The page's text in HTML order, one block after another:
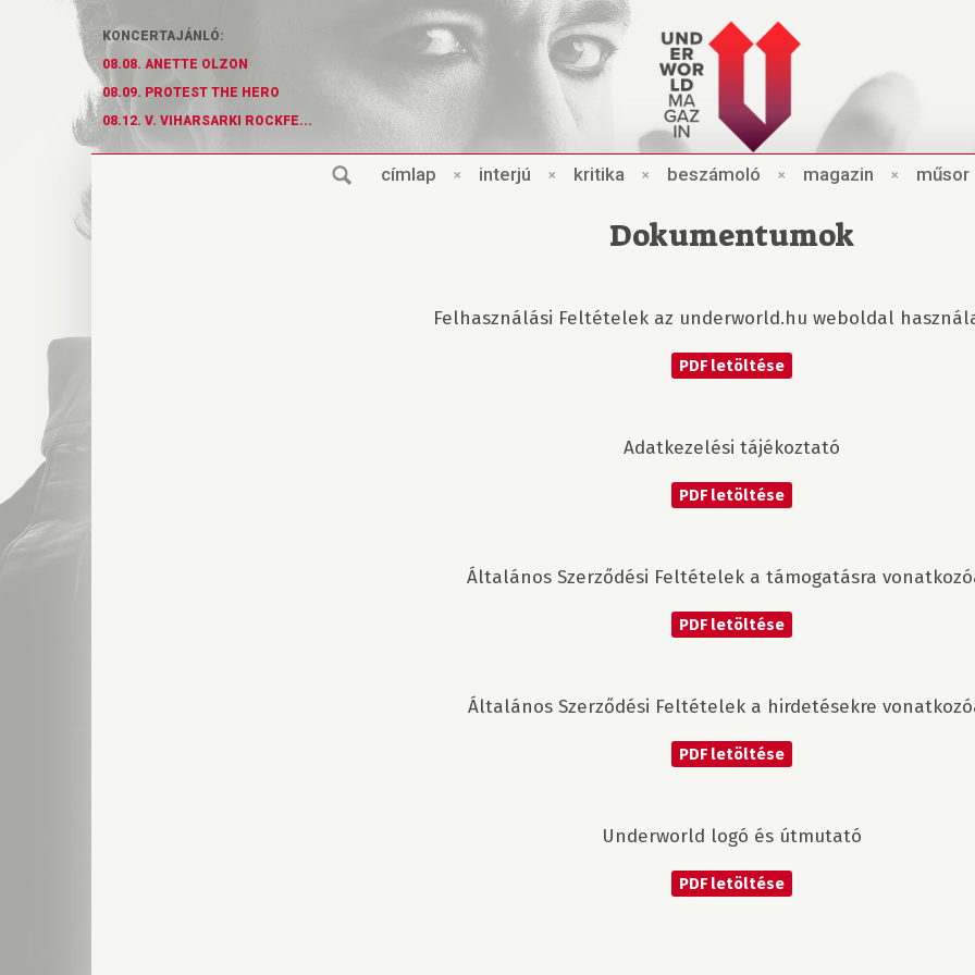
KONCERTAJÁNLÓ:
08.08. ANETTE OLZON
08.09. PROTEST THE HERO
08.12. V. VIHARSARKI ROCKFE...
címlap × interjú × kritika × beszámoló × magazin × műsor
Dokumentumok
Felhasználási Feltételek az underworld.hu weboldal
PDF letöltése
Adatkezelési tájékoztató
PDF letöltése
Általános Szerződési Feltételek a támogatásra
PDF letöltése
Általános Szerződési Feltételek a hirdetésekre
PDF letöltése
Underworld logó és útmutató
PDF letöltése